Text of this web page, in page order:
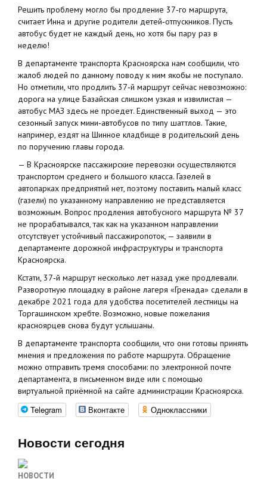
Решить проблему могло бы продление 37‑го маршрута,
считает Инна и другие родители детей‑отпускников. Пусть
автобус будет не каждый день, но хотя бы пару раз в
неделю!
В департаменте транспорта Красноярска нам сообщили, что
жалоб людей по данному поводу к ним якобы не поступало.
Но отметили, что продлить 37‑й маршрут сейчас невозможно:
дорога на улице Базайская слишком узкая и извилистая —
автобус МАЗ здесь не проедет. Единственный выход — это
сезонный запуск мини‑автобусов по типу шаттлов. Такие,
например, ездят на Шинное кладбище в родительский день
по поручению главы города.
— В Красноярске пассажирские перевозки осуществляются
транспортом среднего и большого класса. Газелей в
автопарках предприятий нет, поэтому поставить малый класс
(газели) по указанному направлению не представляется
возможным. Вопрос продления автобусного маршрута № 37
не прорабатывался, так как на указанном направлении
отсутствует устойчивый пассажиропоток, — заявили в
департаменте дорожной инфраструктуры и транспорта
Красноярска.
Кстати, 37‑й маршрут несколько лет назад уже продлевали.
Разворотную площадку в районе лагеря «Гренада» сделали в
декабре 2021 года для удобства посетителей лестницы на
Торгашинском хребте. Возможно, новые пожелания
красноярцев снова будут услышаны.
В департаменте транспорта сообщили, что они готовы принять
мнения и предложения по работе маршрута. Обращение
можно отправить тремя способами: по электронной почте
департамента, в письменном виде или с помощью
виртуальной приёмной на сайте администрации Красноярска.
Telegram Вконтакте Одноклассники
Новости сегодня
НОВОСТИ